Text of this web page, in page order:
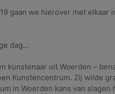
gaan we hierover met elkaar
dag…
kunstenaar uit Woerden –
Kunstencentrum. Zij wilde
in Woerden kans van slagen